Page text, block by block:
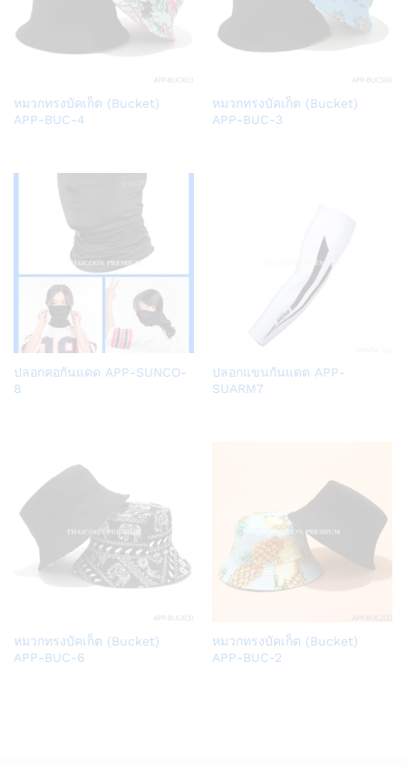
Add
หมวกทรงบัคเก็ต (Bucket)
APP-BUC-4
Add
หมวกทรงบัคเก็ต (Bucket)
APP-BUC-3
Add
ปลอกคอกันแดด APP-SUNCO-
8
Add
ปลอกแขนกันแดด APP-
SUARM7
Add
หมวกทรงบัคเก็ต (Bucket)
APP-BUC-6
Add
หมวกทรงบัคเก็ต (Bucket)
APP-BUC-2